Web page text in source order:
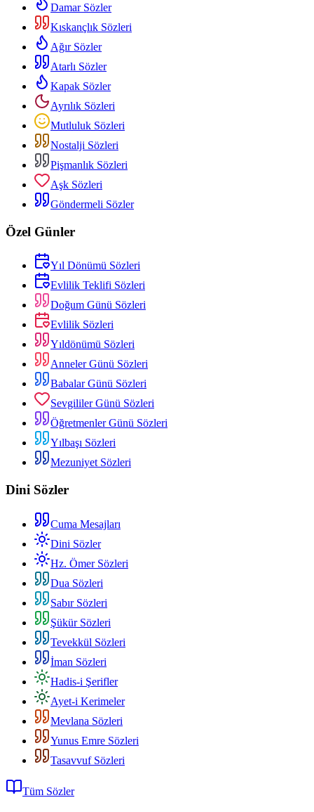
Damar Sözler
Kıskançlık Sözleri
Ağır Sözler
Atarlı Sözler
Kapak Sözler
Ayrılık Sözleri
Mutluluk Sözleri
Nostalji Sözleri
Pişmanlık Sözleri
Aşk Sözleri
Göndermeli Sözler
Özel Günler
Yıl Dönümü Sözleri
Evlilik Teklifi Sözleri
Doğum Günü Sözleri
Evlilik Sözleri
Yıldönümü Sözleri
Anneler Günü Sözleri
Babalar Günü Sözleri
Sevgililer Günü Sözleri
Öğretmenler Günü Sözleri
Yılbaşı Sözleri
Mezuniyet Sözleri
Dini Sözler
Cuma Mesajları
Dini Sözler
Hz. Ömer Sözleri
Dua Sözleri
Sabır Sözleri
Şükür Sözleri
Tevekkül Sözleri
İman Sözleri
Hadis-i Şerifler
Ayet-i Kerimeler
Mevlana Sözleri
Yunus Emre Sözleri
Tasavvuf Sözleri
Tüm Sözler